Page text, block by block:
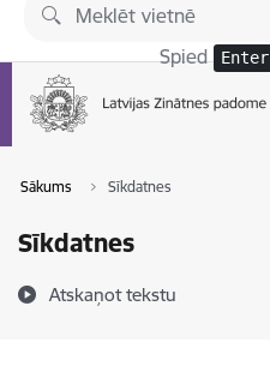
Pāriet uz lapas saturu
Spied Enter
Sākums Sīkdatnes
Sīkdatnes
Atskaņot tekstu